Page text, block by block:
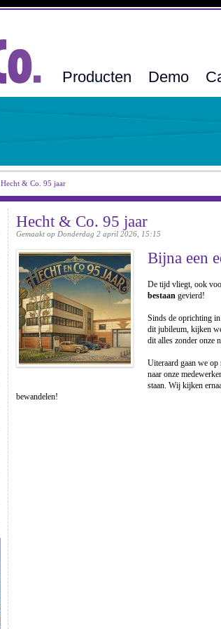
Producten Demo
Hecht & Co. 95 jaar
Hecht & Co. 95 jaar
Gemaakt op Donderdag 2 april 2026, 15:15
Bijna een
De tijd vliegt, ook
bestaan gevierd!
Sinds de oprichting
dit jubileum, kijken
dit alles zonder onze
Uiteraard gaan we
naar onze
staan. Wij kijken
bewandelen!